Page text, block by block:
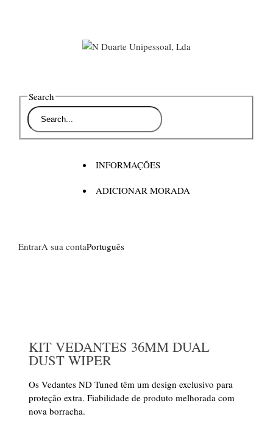
Search
INFORMAÇÕES
ADICIONAR MORADA
EntrarA sua contaPortuguês
KIT VEDANTES 36MM DUAL
DUST WIPER
Os Vedantes ND Tuned têm um design exclusivo para
proteção extra. Fiabilidade de produto melhorada com
nova borracha.